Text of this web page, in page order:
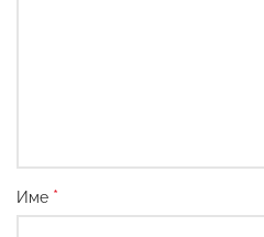
Име *